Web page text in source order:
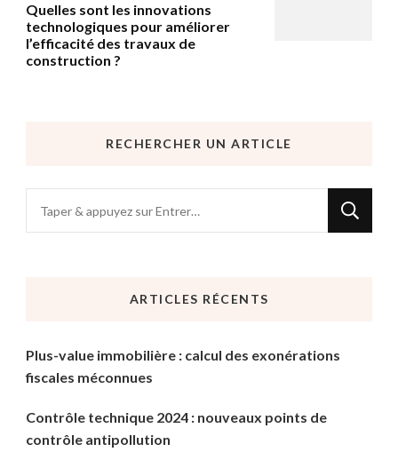
Quelles sont les innovations
technologiques pour améliorer
l’efficacité des travaux de
construction ?
RECHERCHER UN ARTICLE
recherchiez
ARTICLES RÉCENTS
Plus-value immobilière : calcul des exonérations
fiscales méconnues
Contrôle technique 2024 : nouveaux points de
contrôle antipollution